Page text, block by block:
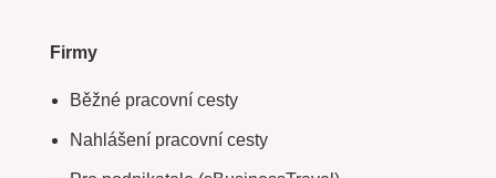
Firmy
Běžné pracovní cesty
Nahlášení pracovní cesty